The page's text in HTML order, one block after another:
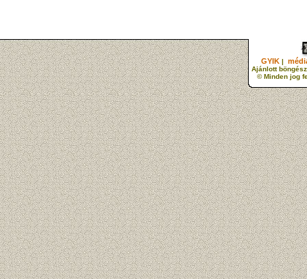
GYIK |
Ajánlott
© Minden jog